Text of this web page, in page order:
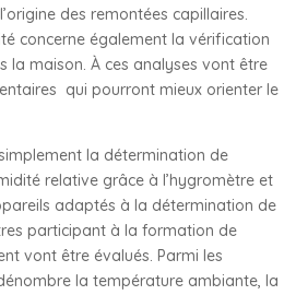
des remontées capillaires.
concerne également la vérification
la maison. À ces analyses vont être
qui pourront mieux orienter le
la détermination de
relative grâce à l’hygromètre et
adaptés à la détermination de
participant à la formation de
vont être évalués. Parmi les
la température ambiante, la